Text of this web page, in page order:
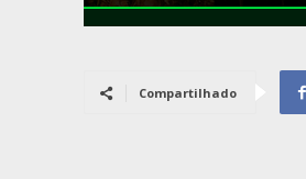
Compartilhado